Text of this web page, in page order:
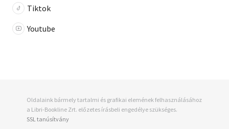
Tiktok
Youtube
Oldalaink bármely tartalmi és grafikai elemének felhasználásához
a Libri-Bookline Zrt. előzetes írásbeli engedélye szükséges.
SSL tanúsítvány